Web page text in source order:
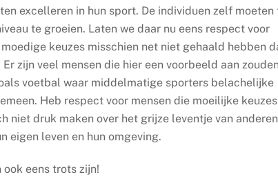
excelleren in hun sport. De individuen zelf moeten
te groeien. Laten we daar nu eens respect voor
keuzes misschien net niet gehaald hebben
zijn veel mensen die hier een voorbeeld aan zouden
voetbal waar middelmatige sporters belachelijke
Heb respect voor mensen die moeilijke keuzes
niet druk maken over het grijze leventje van
eigen leven en hun omgeving.
ook eens trots zijn!